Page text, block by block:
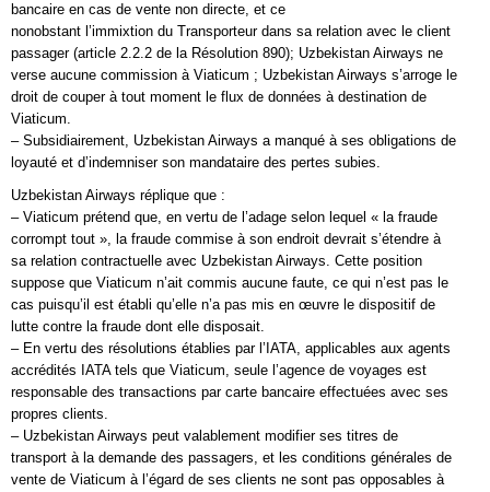
bancaire en cas de vente non directe, et ce
nonobstant l’immixtion du Transporteur dans sa relation avec le client
passager (article 2.2.2 de la Résolution 890); Uzbekistan Airways ne
verse aucune commission à Viaticum ; Uzbekistan Airways s’arroge le
droit de couper à tout moment le flux de données à destination de
Viaticum.
– Subsidiairement, Uzbekistan Airways a manqué à ses obligations de
loyauté et d’indemniser son mandataire des pertes subies.
Uzbekistan Airways réplique que :
– Viaticum prétend que, en vertu de l’adage selon lequel « la fraude
corrompt tout », la fraude commise à son endroit devrait s’étendre à
sa relation contractuelle avec Uzbekistan Airways. Cette position
suppose que Viaticum n’ait commis aucune faute, ce qui n’est pas le
cas puisqu’il est établi qu’elle n’a pas mis en œuvre le dispositif de
lutte contre la fraude dont elle disposait.
– En vertu des résolutions établies par l’IATA, applicables aux agents
accrédités IATA tels que Viaticum, seule l’agence de voyages est
responsable des transactions par carte bancaire effectuées avec ses
propres clients.
– Uzbekistan Airways peut valablement modifier ses titres de
transport à la demande des passagers, et les conditions générales de
vente de Viaticum à l’égard de ses clients ne sont pas opposables à